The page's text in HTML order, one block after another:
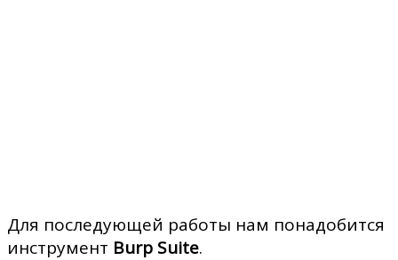
Для последующей работы нам понадобится
инструмент Burp Suite.